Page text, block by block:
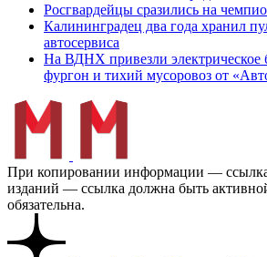
Росгвардейцы сразились на
Калининградец два года хранил
автосервиса
На ВДНХ привезли электрическое
фургон и тихий мусоровоз от
При копировании информации —
изданий — ссылка должна быть
обязательна.